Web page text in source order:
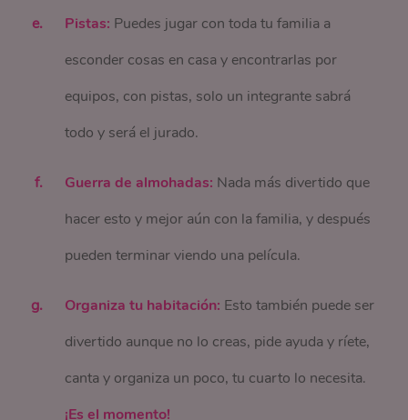
Pistas: Puedes jugar con toda tu familia a
esconder cosas en casa y encontrarlas por
equipos, con pistas, solo un integrante sabrá
todo y será el jurado.
Guerra de almohadas: Nada más divertido que
hacer esto y mejor aún con la familia, y después
pueden terminar viendo una película.
Organiza tu habitación: Esto también puede ser
divertido aunque no lo creas, pide ayuda y ríete,
canta y organiza un poco, tu cuarto lo necesita.
¡Es el momento!